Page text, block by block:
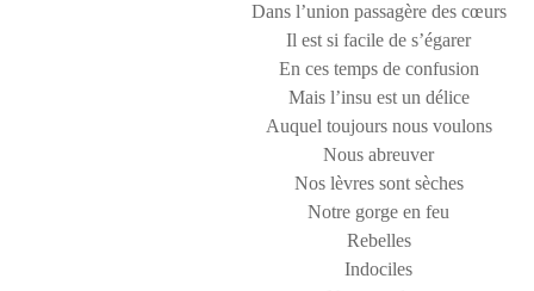
Dans l’union passagère des cœurs
Il est si facile de s’égarer
En ces temps de confusion
Mais l’insu est un délice
Auquel toujours nous voulons
Nous abreuver
Nos lèvres sont sèches
Notre gorge en feu
Rebelles
Indociles